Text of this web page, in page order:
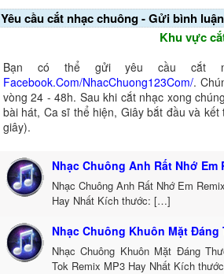
Yêu cầu cắt nhạc chuông - Gửi bình luận
Khu vực
Bạn có thể gửi yêu cầu cắt
Facebook.Com/NhacChuong123Com/.
vòng 24 - 48h. Sau khi cắt nhạc xong
bài hát, Ca sĩ thể hiện, Giây bắt đầu và
giây).
Nhạc Chuông Anh Rất Nhớ Em
Nhạc Chuông Anh Rất Nhớ Em
Hay Nhất Kích thước: […]
Nhạc Chuông Khuôn Mặt
Nhạc Chuông Khuôn Mặt Đáng
Tok Remix MP3 Hay Nhất Kích